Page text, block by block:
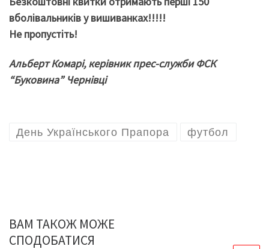
вболівальників у вишиванках!!!!!
Не пропустіть!
Альберт Комарі, керівник прес-служби ФСК
“Буковина” Чернівці
День Українського Прапора футбол
ВАМ ТАКОЖ МОЖЕ
СПОДОБАТИСЯ